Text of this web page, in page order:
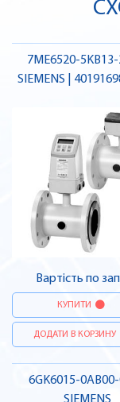
7ME6520-
SIEMENS |
Вартість по
КУПИТИ
ДОДАТИ В КОРЗИНУ
6GK6015-